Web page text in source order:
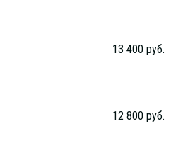
13 400 руб.
12 800 руб.